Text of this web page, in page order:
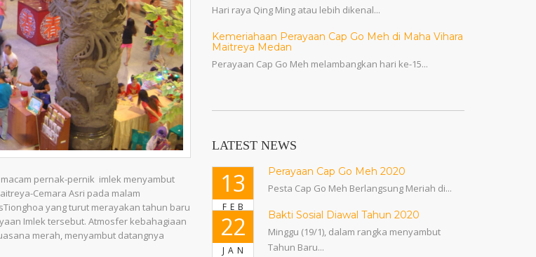
pernak-pernik imlek menyambut
Cemara Asri pada malam
yang turut merayakan tahun baru
Imlek tersebut. Atmosfer kebahagiaan
merah, menyambut datangnya
Hari raya Qing Ming atau lebih dikenal...
Kemeriahaan Perayaan Cap Go Meh di Maha Vihara
Maitreya Medan
Perayaan Cap Go Meh melambangkan hari ke-15...
LATEST NEWS
13
FEB
Perayaan Cap Go Meh 2020
Pesta Cap Go Meh Berlangsung Meriah di...
22
JAN
Bakti Sosial Diawal Tahun 2020
Minggu (19/1), dalam rangka menyambut
Tahun Baru...